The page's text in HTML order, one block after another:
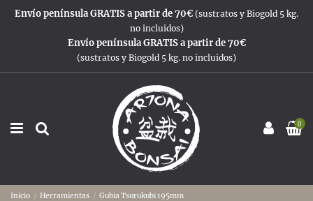
Envío península GRATIS a partir de 70€ (sustratos y Biogold 5 kg.
no incluidos)
Envío península GRATIS a partir de 70€
(sustratos y Biogold 5 kg. no incluidos)
0
Inicio Herramientas Gubia Tsurukubi 195mm